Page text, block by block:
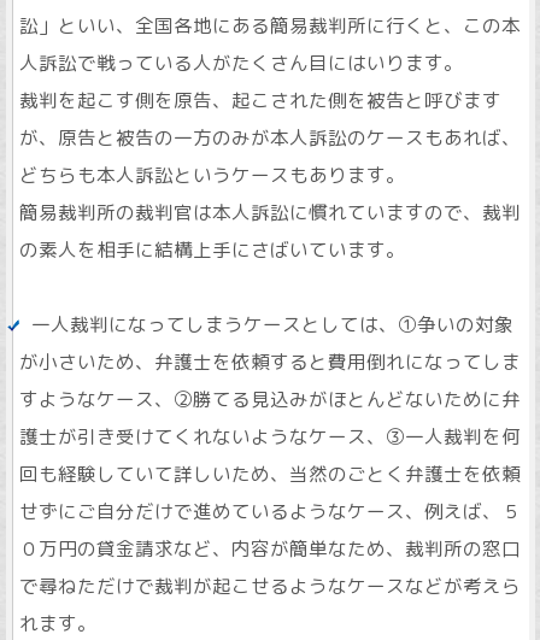
訟」といい、全国各地にある簡易裁判所に行くと、この本
人訴訟で戦っている人がたくさん目にはいります。
裁判を起こす側を原告、起こされた側を被告と呼びます
が、原告と被告の一方のみが本人訴訟のケースもあれば、
どちらも本人訴訟というケースもあります。
簡易裁判所の裁判官は本人訴訟に慣れていますので、裁判
の素人を相手に結構上手にさばいています。
一人裁判になってしまうケースとしては、①争いの対象
が小さいため、弁護士を依頼すると費用倒れになってしま
すようなケース、②勝てる見込みがほとんどないために弁
護士が引き受けてくれないようなケース、③一人裁判を何
回も経験していて詳しいため、当然のごとく弁護士を依頼
せずにご自分だけで進めているようなケース、例えば、５
０万円の貸金請求など、内容が簡単なため、裁判所の窓口
で尋ねただけで裁判が起こせるようなケースなどが考えら
れます。